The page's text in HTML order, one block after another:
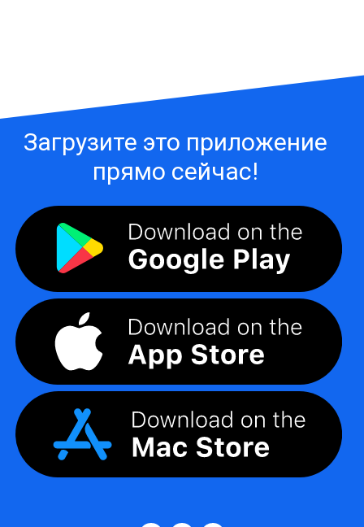
Загрузите это приложение
прямо сейчас!